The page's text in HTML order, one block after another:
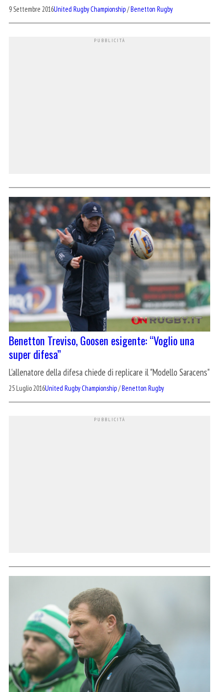
9 Settembre 2016United Rugby Championship/Benetton Rugby
Benetton Treviso, Goosen esigente: “Voglio una
super difesa”
L'allenatore della difesa chiede di replicare il "Modello Saracens"
25 Luglio 2016United Rugby Championship/Benetton Rugby